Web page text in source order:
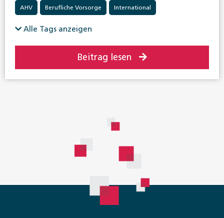
AHV Berufliche Vorsorge International
Invalidenversicherung
Alle Tags anzeigen
Beitrag lesen